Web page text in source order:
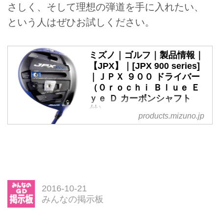
さしく、そして理想の弾道を手に入れたい、
という人はぜひお試しください。
ミズノ｜ゴルフ｜製品情報｜
【JPX】｜[JPX 900 series]
｜ＪＰＸ ９００ ドライバー
（０ｒｏｃｈｉ Ｂｌｕｅ Ｅ
ｙｅ Ｄ カーボンシャフト
付）
ミズノゴルフの公式サイトです。
products.mizuno.jp
2016-10-21
みんなの掲示板